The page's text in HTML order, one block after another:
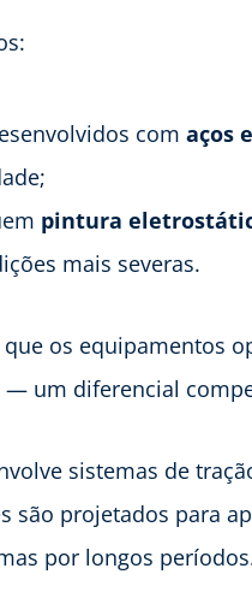
com aços
pintura
mais severas.
os equipamentos
— um diferencial
sistemas de
são projetados para
por longos